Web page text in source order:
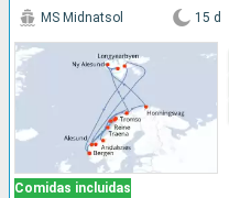
Comidas incluidas
MS Midnatsol 15 d